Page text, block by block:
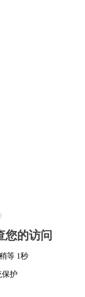
您的访问
等 1秒
护